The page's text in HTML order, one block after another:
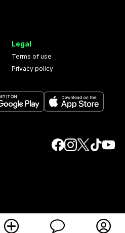
Legal
Terms of use
Privacy policy